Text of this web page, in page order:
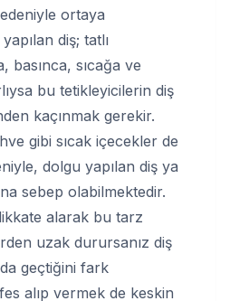
ortaya
diş; tatlı
basınca, sıcağa ve
bu tetikleyicilerin diş
kaçınmak gerekir.
gibi sıcak içecekler de
dolgu yapılan diş ya
sebep olabilmektedir.
alarak bu tarz
uzak durursanız diş
geçtiğini fark
alıp vermek de keskin